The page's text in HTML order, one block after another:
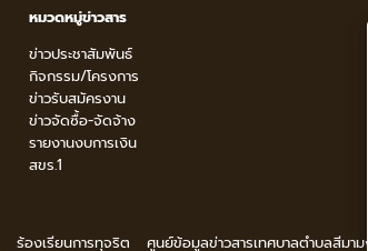
หมวดหมู่ข่าวสาร
ข่าวประชาสัมพันธ์
กิจกรรม/โครงการ
ข่าวรับสมัครงาน
ข่าวจัดซื้อ-จัดจ้าง
รายงานงบการเงิน
สขร.1
ร้องเรียนการทุจริต ศูนย์ข้อมูลข่าวสารเทศบาลตำบลสีมาม